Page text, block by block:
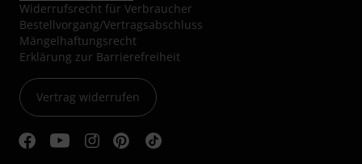
Widerrufsrecht für Verbraucher
Bestellvorgang/Vertragsabschluss
Mängelhaftungsrecht
Erklärung zur Barrierefreiheit
Vertrag widerrufen